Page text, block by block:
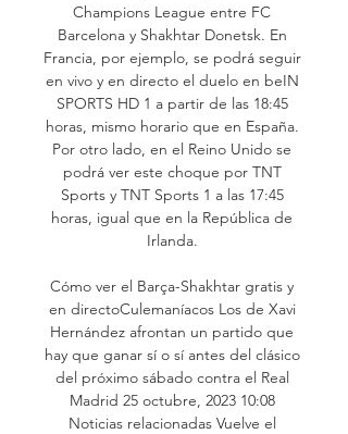
Champions League entre FC
Barcelona y Shakhtar Donetsk. En
Francia, por ejemplo, se podrá seguir
en vivo y en directo el duelo en beIN
SPORTS HD 1 a partir de las 18:45
horas, mismo horario que en España.
Por otro lado, en el Reino Unido se
podrá ver este choque por TNT
Sports y TNT Sports 1 a las 17:45
horas, igual que en la República de
Irlanda.
Cómo ver el Barça-Shakhtar gratis y
en directoCulemaníacos Los de Xavi
Hernández afrontan un partido que
hay que ganar sí o sí antes del clásico
del próximo sábado contra el Real
Madrid 25 octubre, 2023 10:08
Noticias relacionadas Vuelve el